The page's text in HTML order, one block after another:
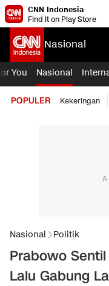
CNN Indonesia
Find it on Play Store
Nasional
You Nasional
POPULER Kekeringan
Nasional Politik
Prabowo
Lalu Gabung